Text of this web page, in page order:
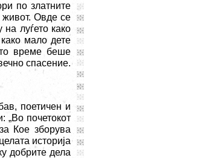
по златните
живот. Овде се
луѓето како
мало дете
време беше
спасение.
поетичен и
„Во почетокот
Кое зборува
историја
добрите дела